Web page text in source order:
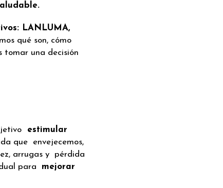
LANLUMA,
qué son, cómo
tomar una decisión
estimular
que envejecemos,
arrugas y pérdida
para mejorar